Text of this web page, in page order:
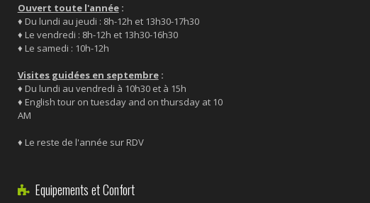
Ouvert toute l'année:
♦ Du lundi au jeudi : 8h-12h et 13h30-17h30
♦ Le vendredi : 8h-12h et 13h30-16h30
♦ Le samedi : 10h-12h
Visites guidées en septembre:
♦ Du lundi au vendredi à 10h30 et à 15h
♦ English tour on tuesday and on thursday at 10
AM
♦ Le reste de l'année sur RDV
Equipements et Confort